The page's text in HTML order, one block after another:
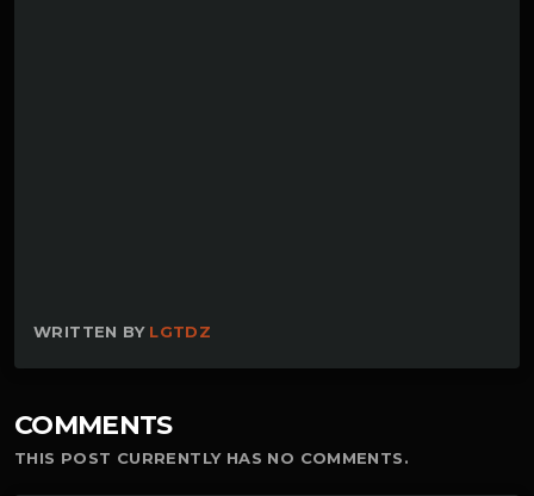
WRITTEN BY LGTDZ
COMMENTS
THIS POST CURRENTLY HAS NO COMMENTS.